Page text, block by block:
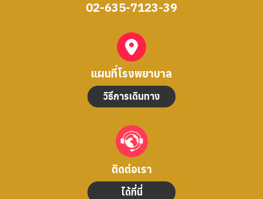
02-635-7123-39
แผนที่โรงพยาบาล
วิธีการเดินทาง
ติดต่อเรา
ได้ที่นี่